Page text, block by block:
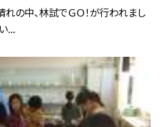
の中、林試でＧＯ！が行われまし
...